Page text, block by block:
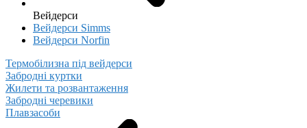
Вейдерси
Вейдерси Simms
Вейдерси Norfin
Термобілизна під вейдерси
Забродні куртки
Жилети та розвантаження
Забродні черевики
Плавзасоби